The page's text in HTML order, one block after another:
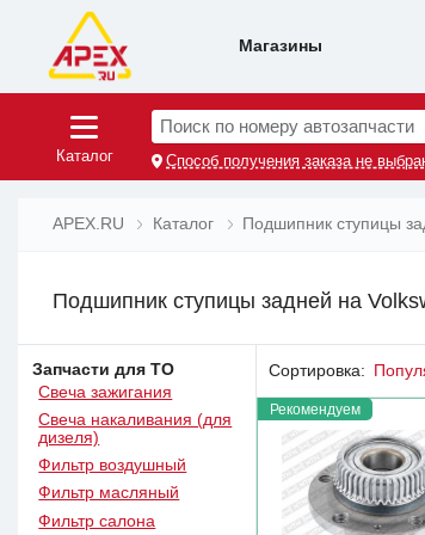
Магазины
Каталог
Поиск по номеру автозапчасти
Способ получения заказа не
APEX.RU Каталог Подшипник ступицы
Подшипник ступицы задней на
Запчасти для ТО
Свеча зажигания
Свеча накаливания (для
дизеля)
Фильтр воздушный
Фильтр масляный
Фильтр салона
Сортировка:
Рекомендуем